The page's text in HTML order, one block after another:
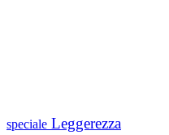
speciale Leggerezza